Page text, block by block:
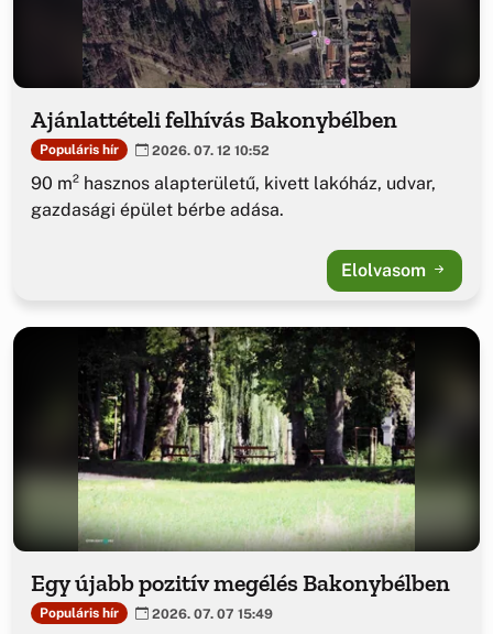
Ajánlattételi felhívás Bakonybélben
Populáris hír 2026. 07. 12 10:52
90 m² hasznos alapterületű, kivett lakóház, udvar,
gazdasági épület bérbe adása.
Elolvasom
Egy újabb pozitív megélés Bakonybélben
Populáris hír 2026. 07. 07 15:49